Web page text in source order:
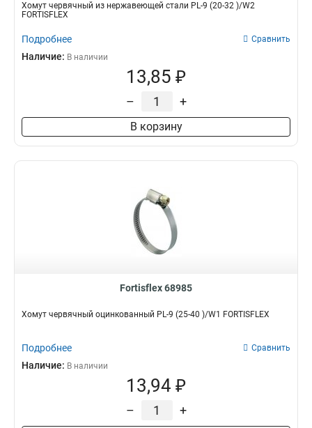
Хомут червячный из нержавеющей стали PL-9 (20-32 )/W2
FORTISFLEX
Подробнее Сравнить
Наличие: В наличии
13,85 ₽
– +
В корзину
Fortisflex 68985
Хомут червячный оцинкованный PL-9 (25-40 )/W1 FORTISFLEX
Подробнее Сравнить
Наличие: В наличии
13,94 ₽
– +